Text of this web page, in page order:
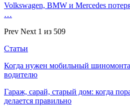
Volkswagen, BMW и Mercedes
…
Prev Next 1 из 509
Статьи
Когда нужен мобильный
водителю
Гараж, сарай, старый дом: когда
делается правильно